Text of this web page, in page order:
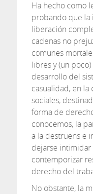
Ha hecho como
probando que
liberación
cadenas no
comunes
libres y (un
desarrollo del
casualidad, en
sociales,
forma de
conocemos, la
a la destruens e
dejarse
contemporizar
derecho del
No obstante, la